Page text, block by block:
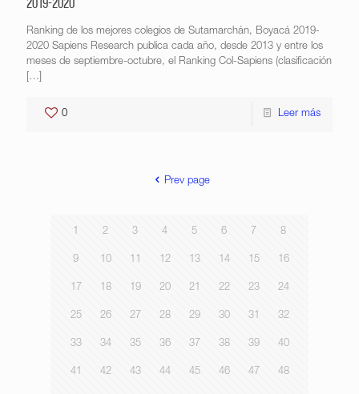
2019-2020
Ranking de los mejores colegios de Sutamarchán, Boyacá 2019-
2020 Sapiens Research publica cada año, desde 2013 y entre los
meses de septiembre-octubre, el Ranking Col-Sapiens (clasificación
[…]
0 Leer más
Prev page
1 2 3 4 5 6 7 8
9 10 11 12 13 14 15 16
17 18 19 20 21 22 23 24
25 26 27 28 29 30 31 32
33 34 35 36 37 38 39 40
41 42 43 44 45 46 47 48